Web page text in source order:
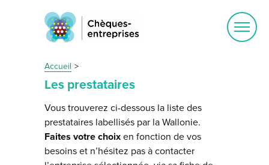
Accueil
Les prestataires
Vous trouverez ci-dessous la liste des
prestataires labellisés par la Wallonie.
Faites votre choix en fonction de vos
besoins et n’hésitez pas à contacter
Ouvrir
le